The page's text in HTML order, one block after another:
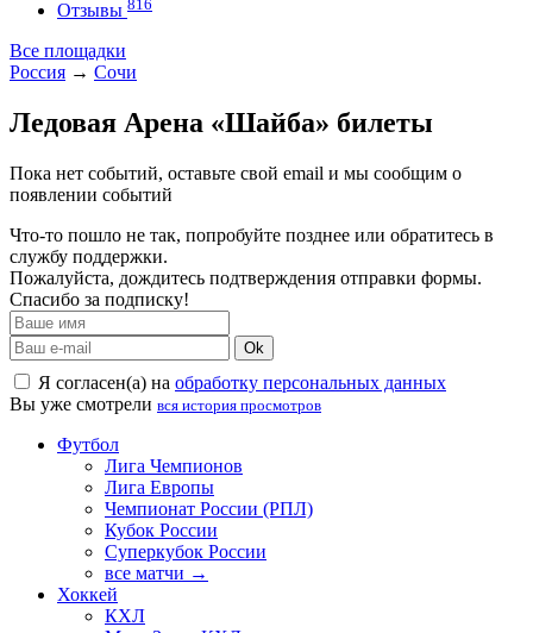
Отзывы 816
Все площадки
Россия → Сочи
Ледовая Арена «Шайба» билеты
Пока нет событий, оставьте свой email и мы сообщим о
появлении событий
Что-то пошло не так, попробуйте позднее или обратитесь в
службу поддержки.
Пожалуйста, дождитесь подтверждения отправки формы.
Спасибо за подписку!
Ok
Я согласен(а) на обработку персональных данных
Вы уже смотрели вся история просмотров
Футбол
Лига Чемпионов
Лига Европы
Чемпионат России (РПЛ)
Кубок России
Суперкубок России
все матчи →
Хоккей
КХЛ